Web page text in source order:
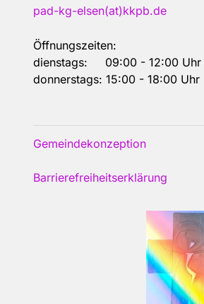
pad-kg-elsen(at)kkpb.de
Öffnungszeiten:
dienstags: 09:00 - 12:00 Uhr
donnerstags: 15:00 - 18:00 Uhr
Gemeindekonzeption
Barrierefreiheitserklärung